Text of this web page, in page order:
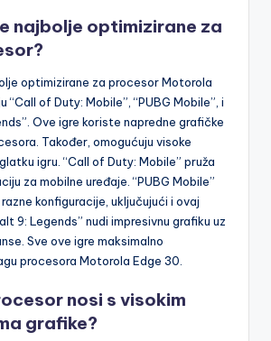
najbolje optimizirane za
optimizirane za procesor Motorola
“Call of Duty: Mobile”, “PUBG Mobile”, i
Ove igre koriste napredne grafičke
Također, omogućuju visoke
igru. “Call of Duty: Mobile” pruža
za mobilne uređaje. “PUBG Mobile”
konfiguracije, uključujući i ovaj
9: Legends” nudi impresivnu grafiku uz
Sve ove igre maksimalno
procesora Motorola Edge 30.
nosi s visokim
grafike?